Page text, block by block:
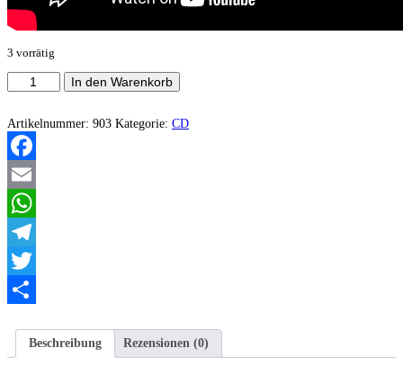
3 vorrätig
Maudits
‎–
Prédicateurs
de
la
Mort
(Demo)
Menge
In den Warenkorb
Artikelnummer: 903 Kategorie: CD
Facebook
Email
WhatsApp
Telegram
Twitter
Beschreibung
Rezensionen (0)